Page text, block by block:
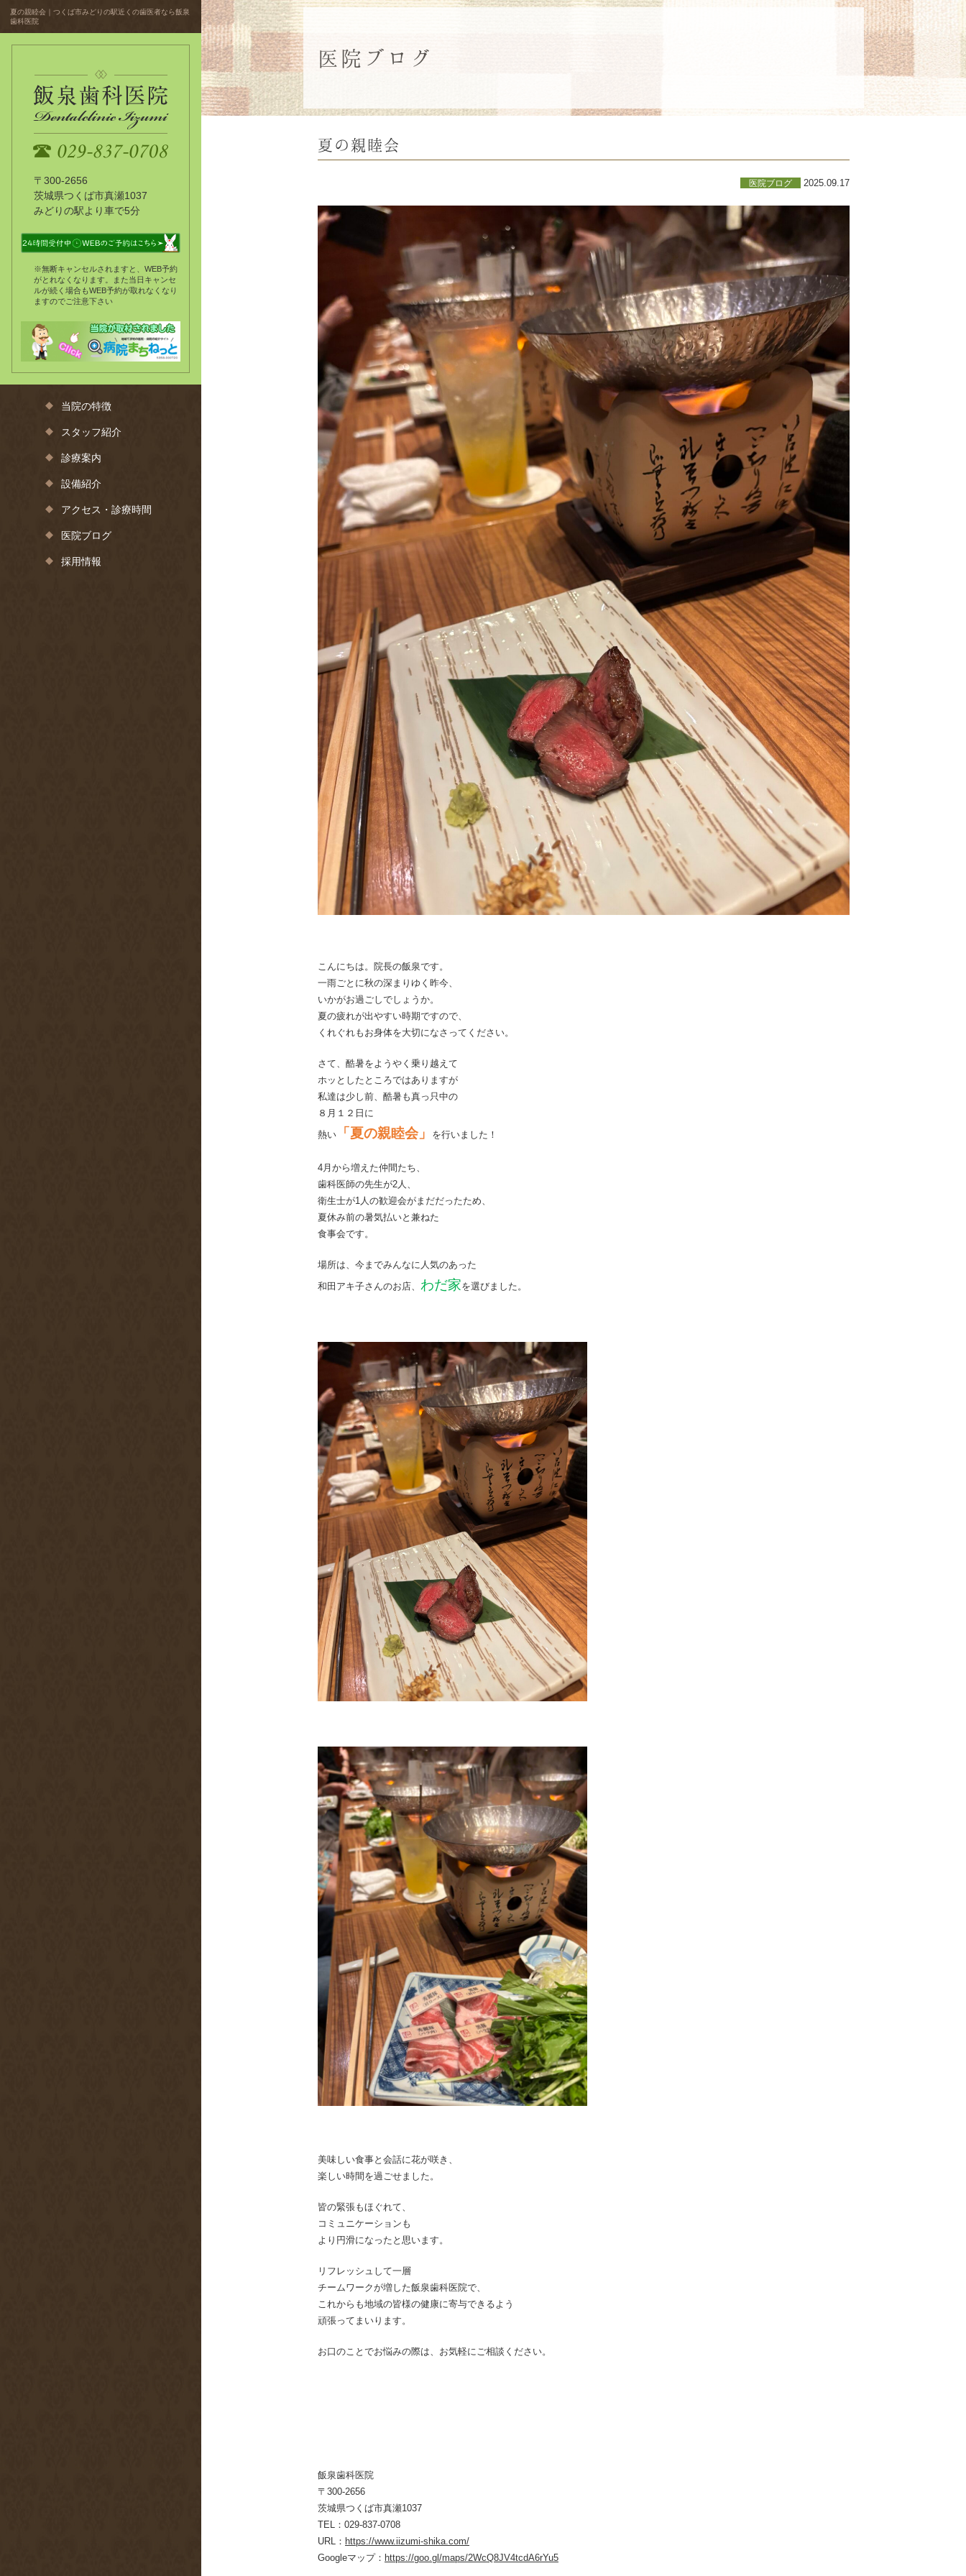
夏の親睦会｜つくば市みどりの駅近くの歯医者なら飯泉
歯科医院
〒300-2656
茨城県つくば市真瀬1037
みどりの駅より車で5分
※無断キャンセルされますと、WEB予約
がとれなくなります。また当日キャンセ
ルが続く場合もWEB予約が取れなくなり
ますのでご注意下さい
当院の特徴
スタッフ紹介
診療案内
設備紹介
アクセス・診療時間
医院ブログ
採用情報
医院ブログ
夏の親睦会
医院ブログ 2025.09.17
こんにちは。院長の飯泉です。
一雨ごとに秋の深まりゆく昨今、
いかがお過ごしでしょうか。
夏の疲れが出やすい時期ですので、
くれぐれもお身体を大切になさってください。
さて、酷暑をようやく乗り越えて
ホッとしたところではありますが
私達は少し前、酷暑も真っ只中の
８月１２日に
熱い
「夏の親睦会」 を行いました！
4月から増えた仲間たち、
歯科医師の先生が2人、
衛生士が1人の歓迎会がまだだったため、
夏休み前の暑気払いと兼ねた
食事会です。
場所は、今までみんなに人気のあった
和田アキ子さんのお店、 わだ家を選びました。
美味しい食事と会話に花が咲き、
楽しい時間を過ごせました。
皆の緊張もほぐれて、
コミュニケーションも
より円滑になったと思います。
リフレッシュして一層
チームワークが増した飯泉歯科医院で、
これからも地域の皆様の健康に寄与できるよう
頑張ってまいります。
お口のことでお悩みの際は、お気軽にご相談ください。
飯泉歯科医院
〒300-2656
茨城県つくば市真瀬1037
TEL：029-837-0708
URL： https://www.iizumi-shika.com/
Googleマップ： https://goo.gl/maps/2WcQ8JV4tcdA6rYu5